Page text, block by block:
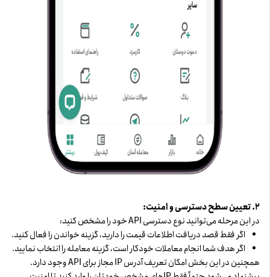
۲. تعیین سطح دسترسی و امنیت:
در این مرحله می‌توانید نوع دسترسی API خود را مشخص کنید:
اگر فقط قصد دریافت اطلاعات قیمت را دارید، گزینه خواندن را فعال کنید.
اگر هدف شما انجام معاملات خودکار است، گزینه معامله را انتخاب نمایید.
همچنین در این بخش امکان تعریف آدرس IP مجاز برای API وجود دارد.